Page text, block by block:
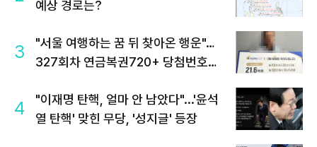
예상 경로는?
3
"서울 여행하는 꿈 뒤 찾아온 행운"…
327회차 연금복권720+ 당첨번호조
4
"이재명 탄핵, 얼마 안 남았다"...'윤석
열 탄핵' 맞힌 무당, '성지글' 등장